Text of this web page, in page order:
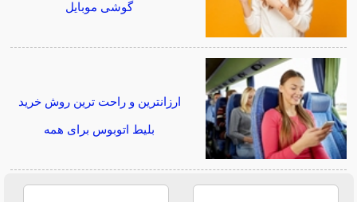
گوشی موبایل
ارزانترین و راحت ترین روش خرید
بلیط اتوبوس برای همه